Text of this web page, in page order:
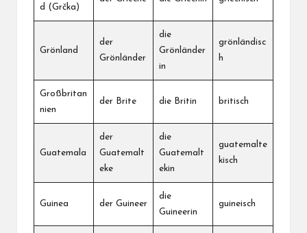
d (Grčka)
Grönland
der
Grönländer
die
Grönländer
in
grönländisc
h
Großbritan
nien
der Brite die Britin britisch
Guatemala
der
Guatemalt
eke
die
Guatemalt
ekin
guatemalte
kisch
Guinea der Guineer
die
Guineerin
guineisch